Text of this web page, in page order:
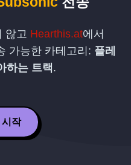
않고 Hearthis.at에서
가능한 카테고리: 플레
하는 트랙.
시작